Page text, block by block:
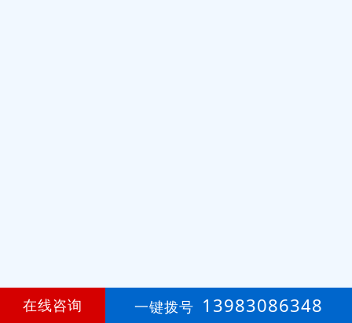
在线咨询 一键拨号 13983086348